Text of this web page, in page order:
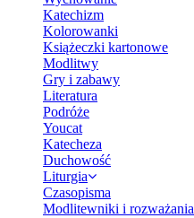
Katechizm
Kolorowanki
Książeczki kartonowe
Modlitwy
Gry i zabawy
Literatura
Podróże
Youcat
Katecheza
Duchowość
Liturgia
Czasopisma
Modlitewniki i rozważania